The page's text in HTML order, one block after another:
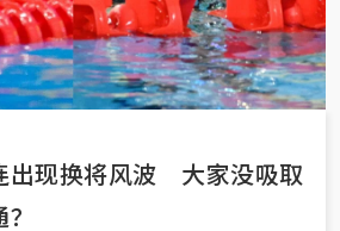
出现换将风波 大家没吸取